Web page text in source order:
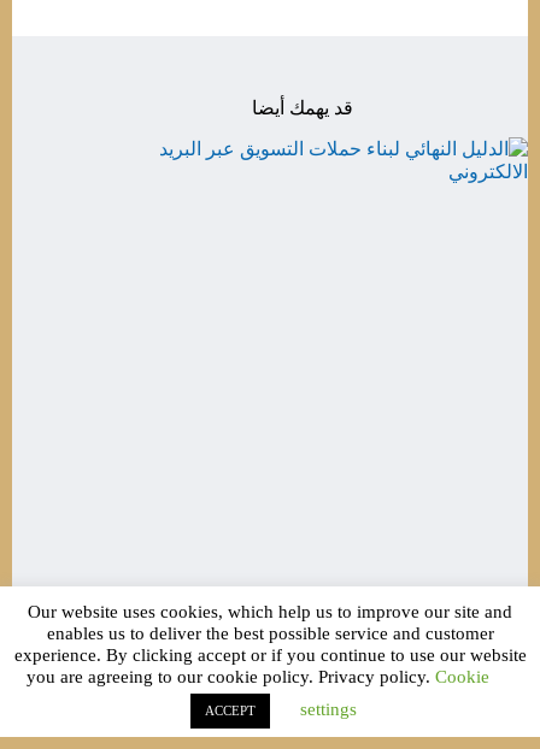
قد يهمك أيضا
Our website uses cookies, which help us to improve our site and
enables us to deliver the best possible service and customer
experience. By clicking accept or if you continue to use our website
you are agreeing to our cookie policy. Privacy policy. Cookie
settings
ACCEPT